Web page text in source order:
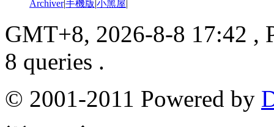
Archiver|手機版|小黑屋|
GMT+8, 2026-8-8 17:42 ,
8 queries .
© 2001-2011 Powered by